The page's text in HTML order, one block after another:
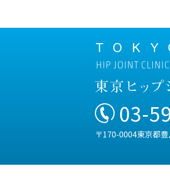
03-
〒170-0004東京都